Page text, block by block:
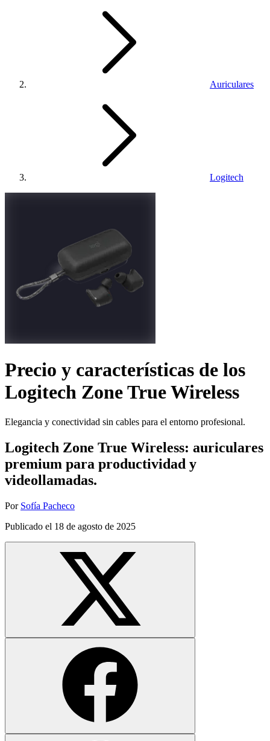
Auriculares
Logitech
Precio y características de los
Logitech Zone True Wireless
Elegancia y conectividad sin cables para el entorno profesional.
Logitech Zone True Wireless: auriculares
premium para productividad y
videollamadas.
Por Sofía Pacheco
Publicado el 18 de agosto de 2025